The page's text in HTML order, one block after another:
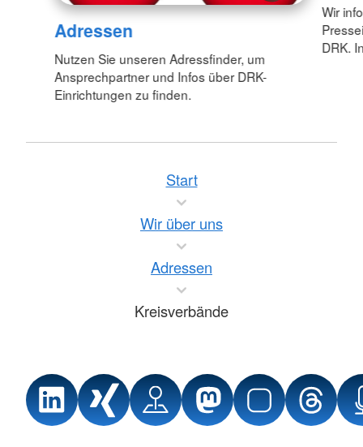
Adressen
Nutzen Sie unseren Adressfinder, um
Ansprechpartner und Infos über DRK-
Einrichtungen zu finden.
Wir
DRK.
Start
Wir über uns
Adressen
Kreisverbände